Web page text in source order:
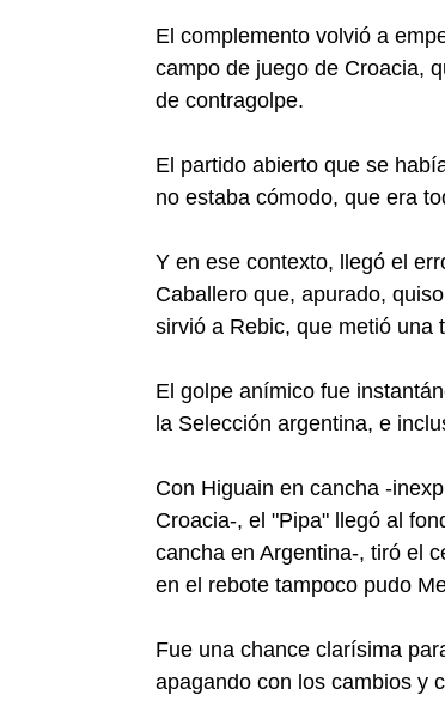
El complemento volvió a
campo de juego de Croacia,
de contragolpe.
El partido abierto que se
no estaba cómodo, que era
Y en ese contexto, llegó el
Caballero que, apurado,
sirvió a Rebic, que metió una
El golpe anímico fue
la Selección argentina, e
Con Higuain en cancha -
Croacia-, el "Pipa" llegó al
cancha en Argentina-, tiró el
en el rebote tampoco pudo
Fue una chance clarísima
apagando con los cambios y